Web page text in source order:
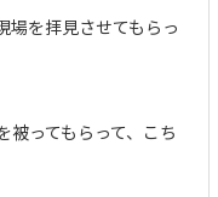
を拝見させてもらっ
被ってもらって、こち